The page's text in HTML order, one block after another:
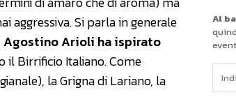
aggressiva. Si parla in generale
Agostino Arioli ha ispirato
il Birrificio Italiano. Come
la Grigna di Lariano, la
Al